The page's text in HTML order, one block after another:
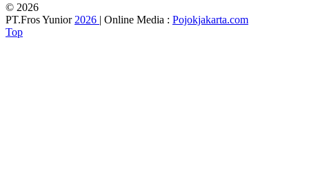
© 2026
PT.Fros Yunior 2026 | Online Media : Pojokjakarta.com
Top